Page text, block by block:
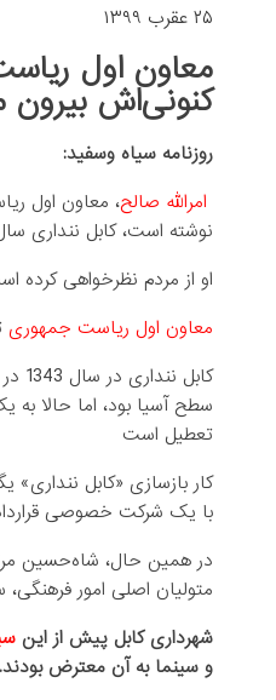
۲۵ عقرب ۱۳۹۹
معاون اول
کنونی‌اش بیرون
روزنامه سیاه وسفید:
امرالله صالح
نوشته است، کابل ننداری
او از مردم نظرخواهی کرده
معاون اول ریاست جمهوری
سطح آسیا بود، اما حالا
تعطیل است
کار بازسازی «کابل
با یک شرکت خصوصی
در همین حال، شاه‌حسین
متولیان اصلی امور
شهرداری کابل پیش از این
و سینما به آن معترض بودند.